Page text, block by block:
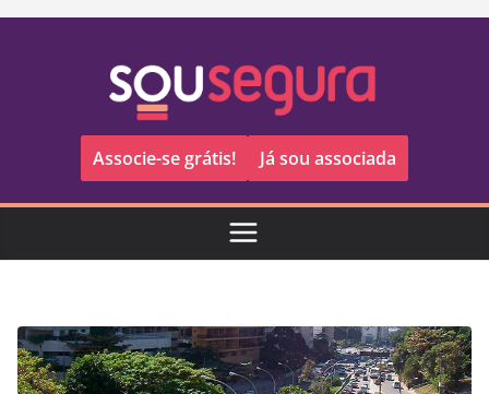
Pular
Associe-se grátis! Já sou associada